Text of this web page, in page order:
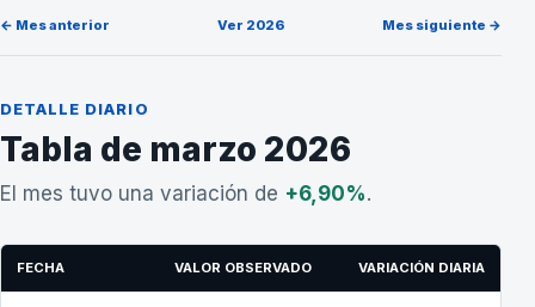
← Mes anterior Ver 2026 Mes siguiente →
DETALLE DIARIO
Tabla de marzo 2026
El mes tuvo una variación de +6,90%.
FECHA VALOR OBSERVADO VARIACIÓN DIARIA